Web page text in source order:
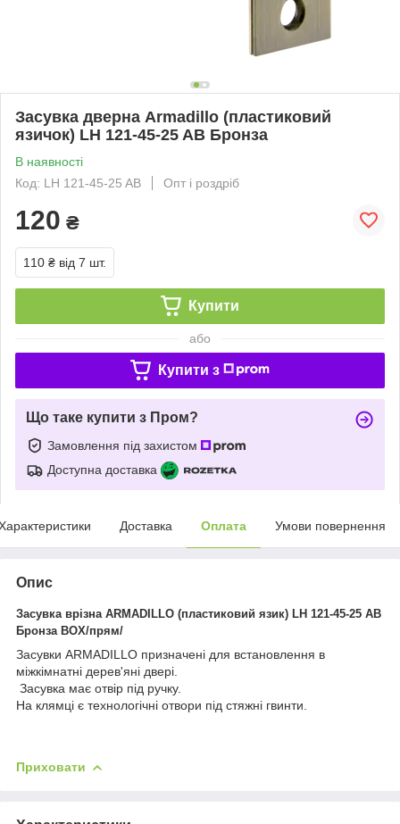
Засувка дверна Armadillo (пластиковий
язичок) LH 121-45-25 AB Бронза
В наявності
Код: LH 121-45-25 AB
Опт і роздріб
120 ₴
110 ₴ від 7 шт.
Купити
або
Купити з
Що таке купити з Пром?
Замовлення під захистом
Доступна доставка
Доставка Оплата Умови повернення
Опис
Засувка врізна ARMADILLO (пластиковий язик) LH 121-45-25 AB
Бронза BOX/прям/
Засувки ARMADILLO призначені для встановлення в
міжкімнатні дерев'яні двері.
Засувка має отвір під ручку.
На клямці є технологічні отвори під стяжні гвинти.
Приховати